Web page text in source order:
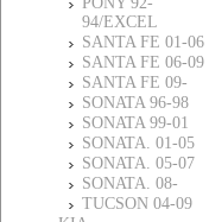
94/EXCEL
SANTA FE 01-06
SANTA FE 06-09
SANTA FE 09-
SONATA 96-98
SONATA 99-01
SONATA. 01-05
SONATA. 05-07
SONATA. 08-
TUCSON 04-09